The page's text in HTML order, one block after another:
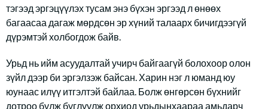
тэгээд эргэцүүлэх тусам энэ бүхэн эргээд л өнөөх
багаасаа дагаж мөрдсөн эр хүний талаарх бичигдээгүй
дүрэмтэй холбогдож байв.
Урьд нь ийм асуудалтай учирч байгаагүй болохоор олон
зүйл дээр би эргэлзэж байсан. Харин нэг л юманд юу
юунаас илүү итгэлтэй байлаа. Болж өнгөрсөн бүхнийг
дотроо булж буглуулж орхиод урьдынхаараа амьдарч